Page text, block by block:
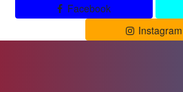
Facebook
Instagram